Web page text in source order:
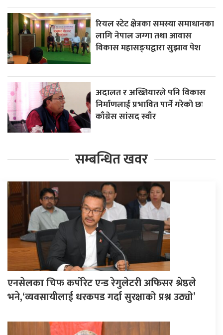
रियल स्टेट क्षेत्रका समस्या समाधानका
लागि नेपाल जग्गा तथा आवास
विकास महासङ्घद्वारा सुझाव पेश
अदालत र अख्तियारले पनि विकास
निर्माणलाई प्रभावित पार्ने गरेकाे छः
काँग्रेस सांसद स्वाँर
सम्बन्धित खवर
एनसेलका चिफ कर्पोरेट एन्ड रेगुलेटरी अफिसर श्रेष्ठले
भने,‘व्यवसायीलाई धरकपड गर्दा सुरक्षाको प्रश्न उठ्यो’